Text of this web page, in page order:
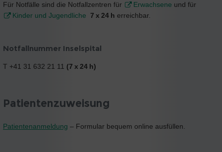
Für Notfälle sind die Notfallzentren für Erwachsene und für
Kinder und Jugendliche 7 x 24 h erreichbar.
Notfallnummer Inselspital
T +41 31 632 21 11 (7 x 24 h)
Patientenzuweisung
Patientenanmeldung – Formular bequem online ausfüllen.